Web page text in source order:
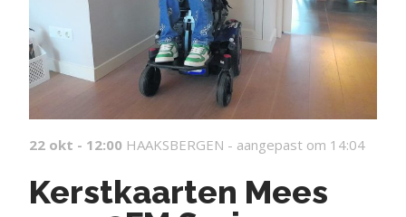
22 okt - 12:00 HAAKSBERGEN - aangepast om 14:04
Kerstkaarten Mees